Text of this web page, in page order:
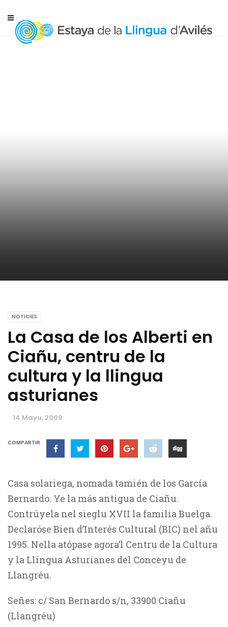
NOTICIES
La Casa de los Alberti en
Ciañu, centru de la
cultura y la llingua
asturianes
14 Mayu, 2009
COMPARTIR
Casa solariega, nomada tamién de los García
Bernardo. Ye la más antigua de Ciañu.
Contrúyela nel sieglu XVII la familia Buelga.
Declaróse Bien d’Interés Cultural (BIC) nel añu
1995. Nella atópase agora’l Centru de la Cultura
y la Llingua Asturianes del Conceyu de
Llangréu.
Señes: c/ San Bernardo s/n, 33900 Ciañu
(Llangréu)